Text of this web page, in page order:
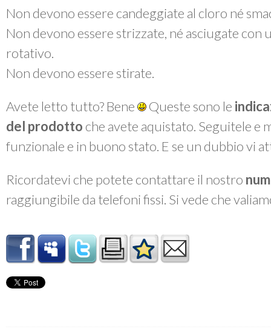
Non devono essere candeggiate al cloro né
Non devono essere strizzate, né asciugate con
rotativo.
Non devono essere stirate.
Avete letto tutto? Bene Queste sono le
del prodotto che avete aquistato. Seguitele
funzionale e in buono stato. E se un dubbio vi
Ricordatevi che potete contattare il nostro
raggiungibile da telefoni fissi. Si vede che